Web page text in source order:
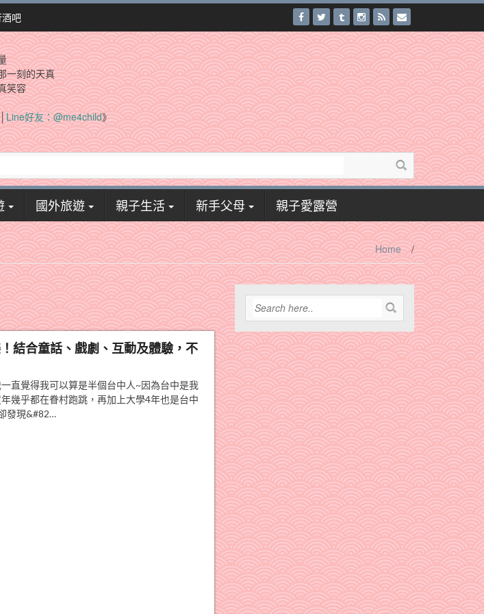
吧
一刻的天真
笑容
│Line好友：@me4child》
國外旅遊 親子生活 新手父母 親子愛露營
Home /
結合童話、戲劇、互動及體驗，不
直覺得我可以算是半個台中人~因為台中是我
幾乎都在眷村跑跳，再加上大學4年也是台中
發現&#82…